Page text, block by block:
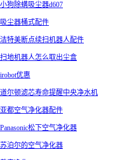
小狗除螨吸尘器d607
吸尘器桶式配件
洁特美断点续扫机器人配件
扫地机器人怎么取出尘盒
irobot优惠
道尔顿滤芯寿命提醒中央净水机
亚都空气净化器配件
Panasonic松下空气净化器
苏泊尔的空气净化器